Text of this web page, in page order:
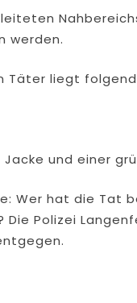
werden.
Täter liegt
und einer
Wer hat die Tat
Polizei